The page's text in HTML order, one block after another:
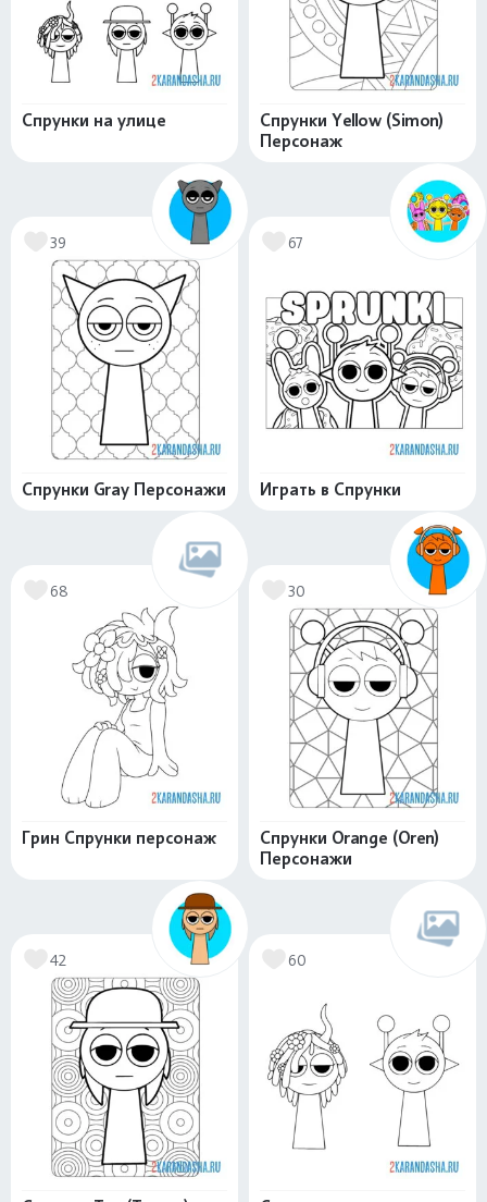
Спрунки на улице
Спрунки Yellow (Simon)
Персонаж
39
Спрунки Gray Персонажи
67
Играть в Спрунки
68
Грин Спрунки персонаж
30
Спрунки Orange (Oren)
Персонажи
42 60